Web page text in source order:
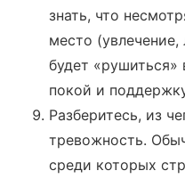
знать, что
место
будет «рушиться»
покой и
Разберитесь, из
тревожность.
среди которых